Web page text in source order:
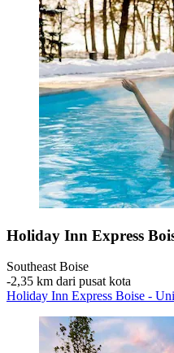
Holiday Inn Express
Southeast Boise
‐2,35 km dari pusat kota
Holiday Inn Express Boise -